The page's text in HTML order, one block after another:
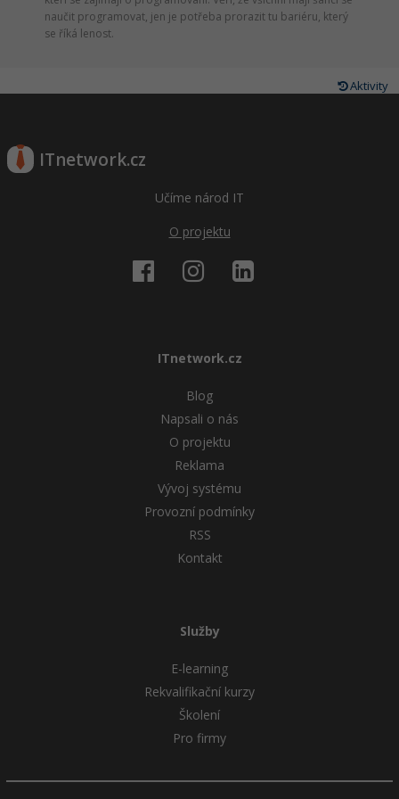
naučit programovat, jen je potřeba prorazit tu bariéru, který
se říká lenost.
Aktivity
ITnetwork.cz
Učíme národ IT
O projektu
ITnetwork.cz
Blog
Napsali o nás
O projektu
Reklama
Vývoj systému
Provozní podmínky
RSS
Kontakt
Služby
E-learning
Rekvalifikační kurzy
Školení
Pro firmy